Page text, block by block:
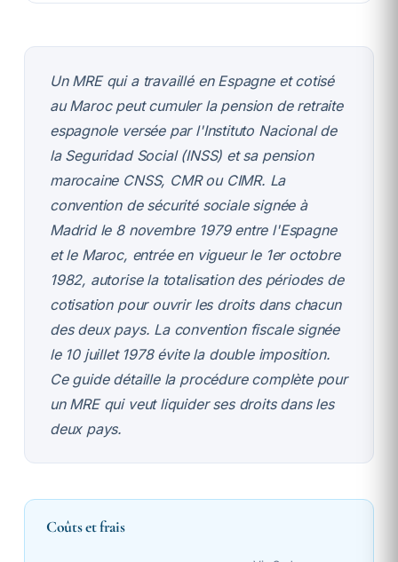
Un MRE qui a travaillé en Espagne et cotisé
au Maroc peut cumuler la pension de retraite
espagnole versée par l'Instituto Nacional de
la Seguridad Social (INSS) et sa pension
marocaine CNSS, CMR ou CIMR. La
convention de sécurité sociale signée à
Madrid le 8 novembre 1979 entre l'Espagne
et le Maroc, entrée en vigueur le 1er octobre
1982, autorise la totalisation des périodes de
cotisation pour ouvrir les droits dans chacun
des deux pays. La convention fiscale signée
le 10 juillet 1978 évite la double imposition.
Ce guide détaille la procédure complète pour
un MRE qui veut liquider ses droits dans les
deux pays.
Coûts et frais